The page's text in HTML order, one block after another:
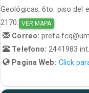
Geológicas, 6to. piso del
2170. VER MAPA
Correo:
Telefono:2441983
Pagina Web: Click